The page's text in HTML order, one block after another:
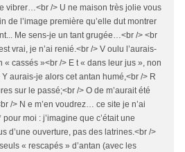
vibrer…<br /> U ne maison très jolie vous
de l’image première qu’elle dut montrer
Me sens-je un tant grugée…<br /> <br
vrai, je n’ai renié.<br /> V oulu l’aurais-
« cassés »<br /> E t « dans leur jus », non
aurais-je alors cet antan humé,<br /> R
sur le passé;<br /> O de m’aurait été
/> N e m’en voudrez… ce site je n’ai
moi : j’imagine que c’était une
d’une ouverture, pas des latrines.<br />
« rescapés » d’antan (avec les